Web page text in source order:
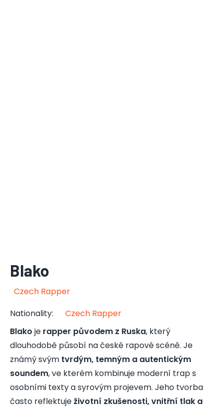
Blako
Czech Rapper
Nationality:
Czech Rapper
Blako je rapper původem z Ruska, který
dlouhodobě působí na české rapové scéně. Je
známý svým tvrdým, temným a autentickým
soundem, ve kterém kombinuje moderní trap s
osobními texty a syrovým projevem. Jeho tvorba
často reflektuježivotní zkušenosti, vnitřní tlak a